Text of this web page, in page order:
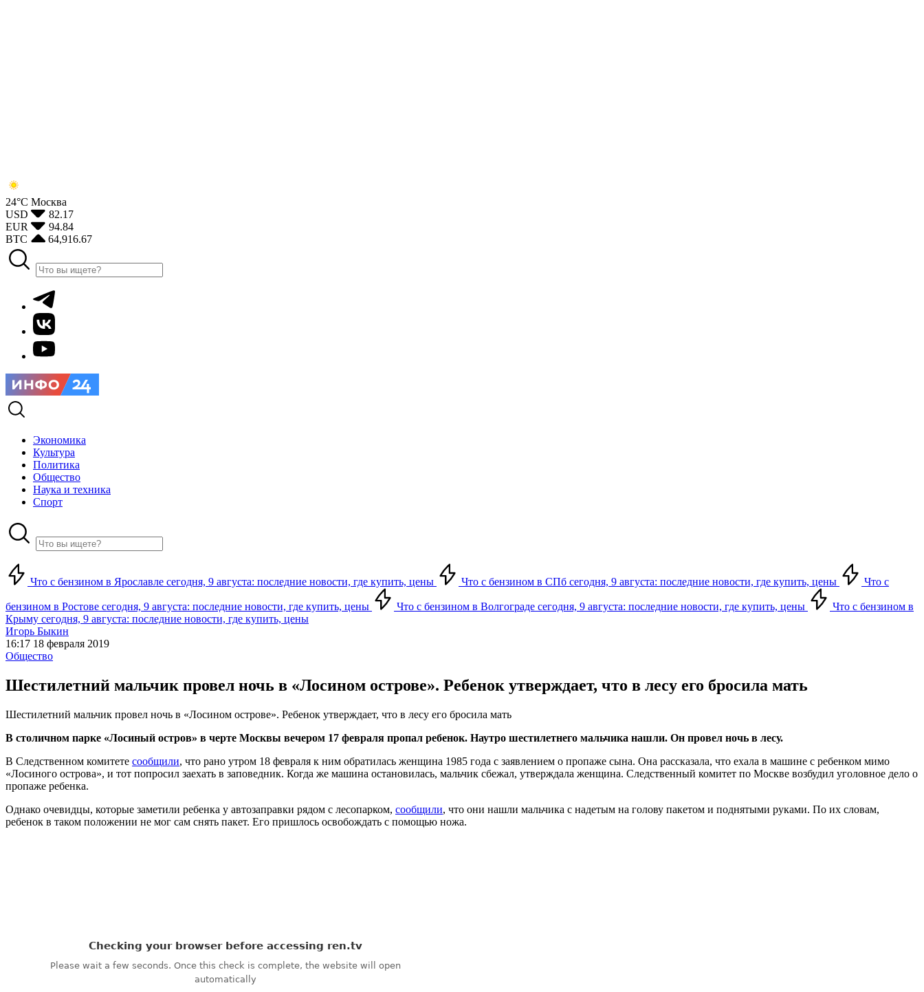
24°С Москва
USD
82.17
EUR
94.84
BTC
64,916.67
Экономика
Культура
Политика
Общество
Наука и техника
Спорт
Что с бензином в Ярославле сегодня, 9 августа: последние новости, где купить, цены Что с бензином в СПб сегодня, 9 августа: последние новости, где купить, цены Что с
бензином в Ростове сегодня, 9 августа: последние новости, где купить, цены Что с бензином в Волгограде сегодня, 9 августа: последние новости, где купить, цены
Что с бензином в
Крыму сегодня, 9 августа: последние новости, где купить, цены
Игорь Быкин
16:17 18 февраля 2019
Общество
Шестилетний мальчик провел ночь в «Лосином острове». Ребенок утверждает, что в лесу его бросила мать
Шестилетний мальчик провел ночь в «Лосином острове». Ребенок утверждает, что в лесу его бросила мать
В столичном парке «Лосиный остров» в черте Москвы вечером 17 февраля пропал ребенок. Наутро шестилетнего мальчика нашли. Он провел ночь в лесу.
В Следственном комитете сообщили, что рано утром 18 февраля к ним обратилась женщина 1985 года с заявлением о пропаже сына. Она рассказала, что ехала в машине с ребенком мимо
«Лосиного острова», и тот попросил заехать в заповедник. Когда же машина остановилась, мальчик сбежал, утверждала женщина. Следственный комитет по Москве возбудил уголовное дело о
пропаже ребенка.
Однако очевидцы, которые заметили ребенка у автозаправки рядом с лесопарком, сообщили, что они нашли мальчика с надетым на голову пакетом и поднятыми руками. По их словам,
ребенок в таком положении не мог сам снять пакет. Его пришлось освобождать с помощью ножа.